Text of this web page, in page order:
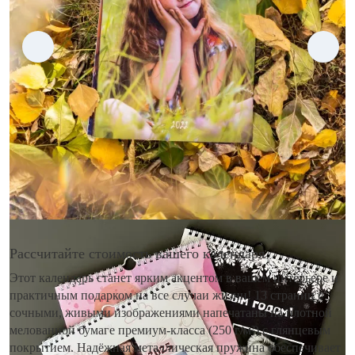
Рассчитайте стоимость вашего календаря
Этот календарь станет ярким акцентом в вашем интерьере и
практичным подарком на все случаи жизни! 13 страниц с
сочными, живыми изображениями напечатаны на плотной
мелованной бумаге премиум-класса (250 г/м²) с глянцевым
покрытием. Надёжная металлическая пружина обеспечивает